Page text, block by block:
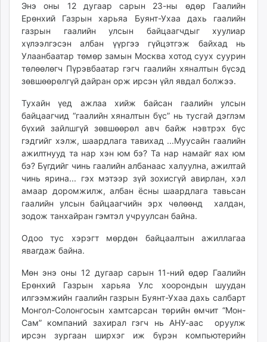
mnb.mn
Livetv.mn
Eguur.mn
24tsag.mn
shuud.mn
eagle.mn
zarig.mn
today.mn
zuv.mn
mminfo.mn
ugluu.mn
unen.mn
asu.mn
shuurhai.mn
isee.mn
mglradio.com
fact.mn
itoim.mn
tumen.mn
Энэ оны 12 дугаар сарын 23-ны өдөр Гаалийн
Ерөнхий Газрын харьяа Буянт-Ухаа дахь гаалийн
газрын гаалийн улсын байцаагчдыг хуулиар
хүлээлгэсэн албан үүргээ гүйцэтгэж байхад нь
Улаанбаатар төмөр замын Москва хотод суух суурин
төлөөлөгч Пүрэвбаатар гэгч гаалийн хяналтын бүсэд
зөвшөөрөлгүй дайран орж ирсэн үйл явдал болжээ.
Тухайн үед ажлаа хийж байсан гаалийн улсын
байцаагчид “гаалийн хяналтын бүс” нь тусгай дэглэм
бүхий зайлшгүй зөвшөөрөл авч байж нэвтрэх бүс
гэдгийг хэлж, шаардлага тавихад ...Муусайн гаалийн
ажилтнууд та нар хэн юм бэ? Та нар намайг яах юм
бэ? Бүгдийг чинь гаалийн албанаас халуулна, ажилтай
чинь ярина... гэх мэтээр зүй зохисгүй авирлан, хэл
амаар доромжилж, албан ёсны шаардлага тавьсан
гаалийн улсын байцаагчийн эрх чөлөөнд халдан,
зодож танхайран гэмтэл учруулсан байна.
Одоо тус хэрэгт мөрдөн байцаалтын ажиллагаа
явагдаж байна.
Мөн энэ оны 12 дугаар сарын 11-ний өдөр Гаалийн
Ерөнхий Газрын харьяа Улс хоорондын шуудан
илгээмжийн гаалийн газрын Буянт-Ухаа дахь салбарт
Монгол-Солонгосын хамтсарсан төрийн өмчит “Мон-
Сам” компаний захирал гэгч нь АНУ-аас оруулж
ирсэн зургаан ширхэг иж бүрэн компьютерийн